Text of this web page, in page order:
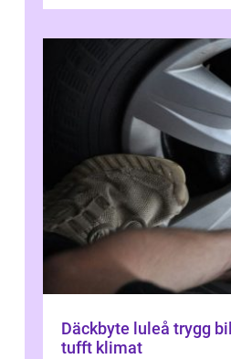
Däckbyte luleå trygg bilkörning i ett
tufft klimat